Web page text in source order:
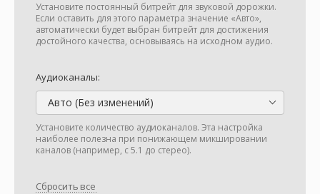
Установите постоянный битрейт для звуковой дорожки.
Если оставить для этого параметра значение «Авто»,
автоматически будет выбран битрейт для достижения
достойного качества, основываясь на исходном аудио.
Аудиоканалы:
Авто (Без изменений)
Установите количество аудиоканалов. Эта настройка
наиболее полезна при понижающем микшировании
каналов (например, с 5.1 до стерео).
Сбросить все